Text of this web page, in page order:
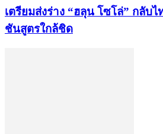
เตรียมส่งร่าง “ฮลุน โซโล่” กลับ
ชันสูตรใกล้ชิด